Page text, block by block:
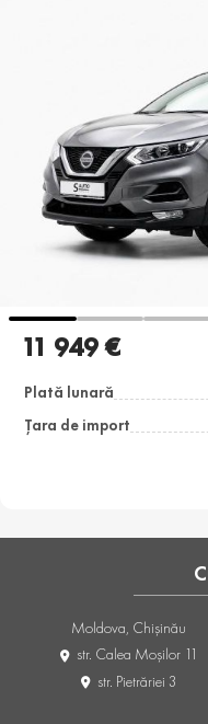
11 949 €
Plată lunară
Țara de import
Moldova, Chişinău
str. Calea Moşilor 11
str. Pietrăriei 3